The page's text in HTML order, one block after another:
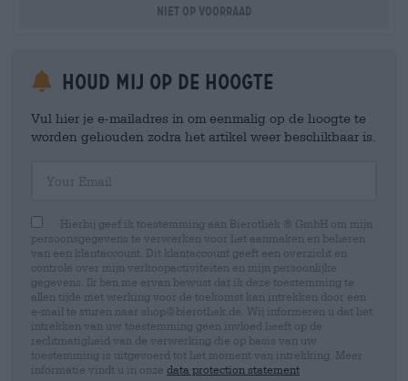
Niet op voorraad
Houd mij op de hoogte
Vul hier je e-mailadres in om eenmalig op de hoogte te
worden gehouden zodra het artikel weer beschikbaar is.
Hierbij geef ik toestemming aan Bierothek ® GmbH om mijn
persoonsgegevens te verwerken voor het aanmaken en beheren
van een klantaccount. Dit klantaccount geeft een overzicht en
controle over mijn verkoopactiviteiten en mijn persoonlijke
gegevens. Ik ben me ervan bewust dat ik deze toestemming te
allen tijde met werking voor de toekomst kan intrekken door een
e-mail te sturen naar shop@bierothek.de. Wij informeren u dat het
intrekken van uw toestemming geen invloed heeft op de
rechtmatigheid van de verwerking die op basis van uw
toestemming is uitgevoerd tot het moment van intrekking. Meer
informatie vindt u in onze data protection statement